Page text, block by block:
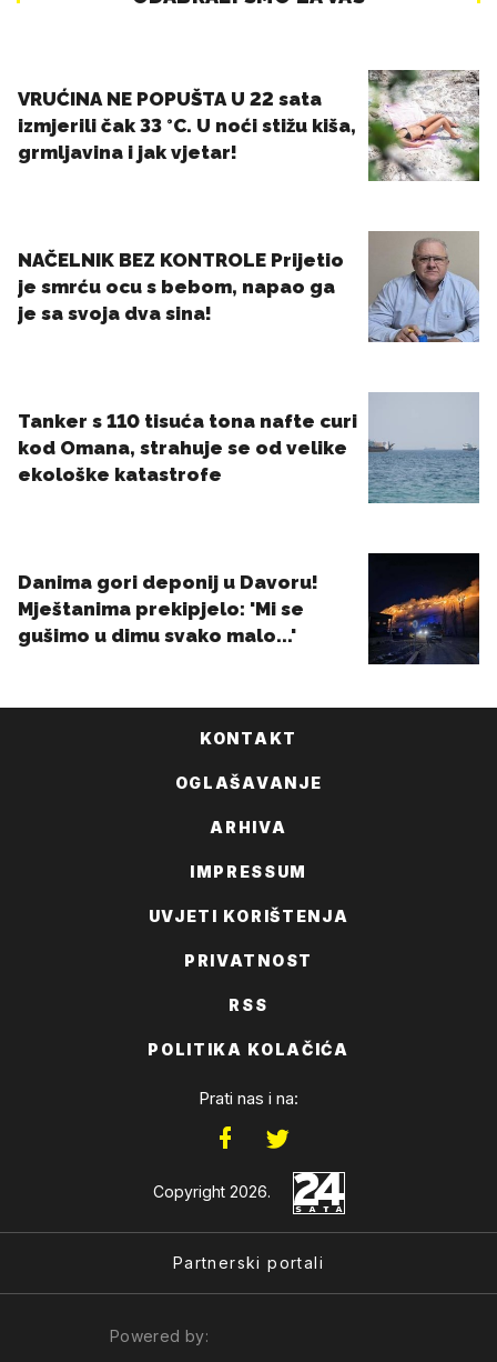
KONTAKT
OGLAŠAVANJE
ARHIVA
IMPRESSUM
UVJETI KORIŠTENJA
PRIVATNOST
RSS
POLITIKA KOLAČIĆA
Prati nas i na:
Copyright 2026.
Partnerski portali
Powered by: